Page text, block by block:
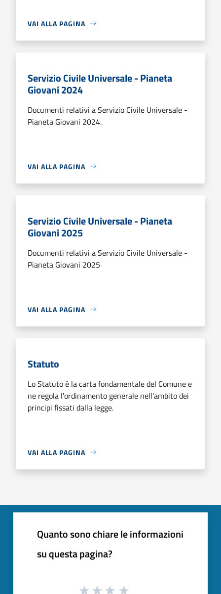
VAI ALLA PAGINA
Servizio Civile Universale - Pianeta
Giovani 2024
Documenti relativi a Servizio Civile Universale -
Pianeta Giovani 2024.
VAI ALLA PAGINA
Servizio Civile Universale - Pianeta
Giovani 2025
Documenti relativi a Servizio Civile Universale -
Pianeta Giovani 2025
VAI ALLA PAGINA
Statuto
Lo Statuto è la carta fondamentale del Comune e
ne regola l'ordinamento generale nell'ambito dei
principi fissati dalla legge.
VAI ALLA PAGINA
Quanto sono chiare le informazioni
su questa pagina?